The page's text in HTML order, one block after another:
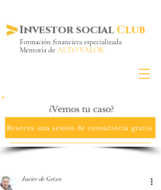
Investor social Club
Formación financiera especializada
Mentoría de ALTO VALOR
¿Vemos tu caso?
Reserva una sesión de consultoría gratis
Javier de Getxo